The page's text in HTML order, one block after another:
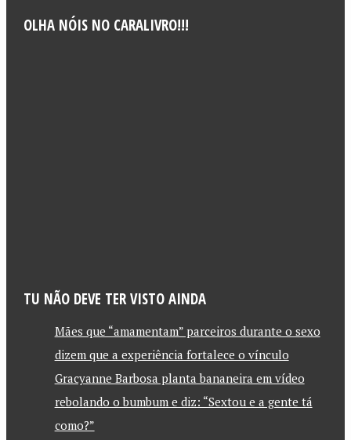
OLHA NÓIS NO CARALIVRO!!!
TU NÃO DEVE TER VISTO AINDA
Mães que “amamentam” parceiros durante o sexo
dizem que a experiência fortalece o vínculo
Gracyanne Barbosa planta bananeira em vídeo
rebolando o bumbum e diz: “Sextou e a gente tá
como?”